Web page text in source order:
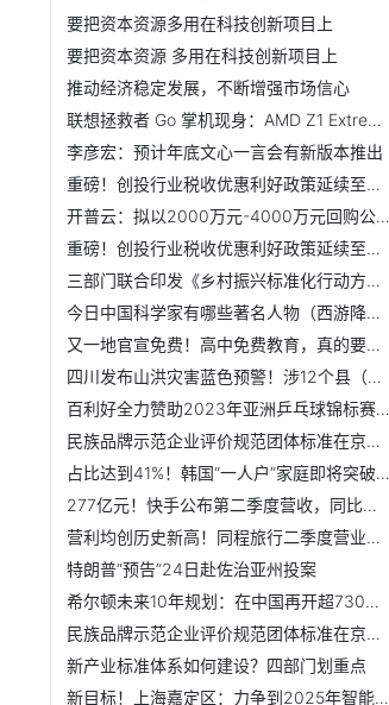
要把资本资源多用在科技创新项目上
要把资本资源 多用在科技创新项目上
推动经济稳定发展，不断增强市场信心
联想拯救者 Go 掌机现身：AMD Z1 Extreme + 8 英寸 2.5K 屏
李彦宏：预计年底文心一言会有新版本推出
重磅！创投行业税收优惠利好政策延续至2027年底，VC/PE必看
开普云：拟以2000万元-4000万元回购公司股份
重磅！创投行业税收优惠利好政策延续至2027年底，VC/PE必看
三部门联合印发《乡村振兴标准化行动方案》
今日中国科学家有哪些著名人物（西游降魔篇人物都有哪些谁饰...
又一地官宣免费！高中免费教育，真的要来了？【附民办教育行...
四川发布山洪灾害蓝色预警！涉12个县（市、区）
百利好全力赞助2023年亚洲乒乓球锦标赛 期待国乒精彩表现
民族品牌示范企业评价规范团体标准在京启动
占比达到41%！韩国“一人户”家庭即将突破1000万户【附婚恋市...
277亿元！快手公布第二季度营收，同比增长27.9%【附短视频行...
营利均创历史新高！同程旅行二季度营业收入28.7亿元【附在线...
特朗普“预告”24日赴佐治亚州投案
希尔顿未来10年规划：在中国再开超730家酒店【附全球酒店行业...
民族品牌示范企业评价规范团体标准在京启动
新产业标准体系如何建设？四部门划重点
新目标！上海嘉定区：力争到2025年智能网联汽车产业规模达300...